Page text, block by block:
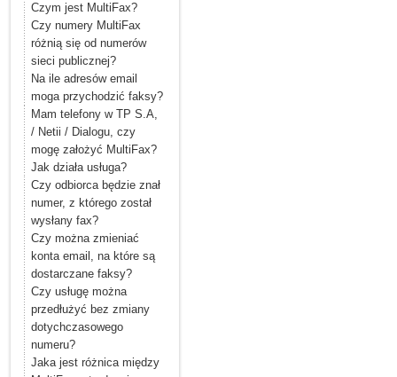
Czym jest MultiFax?
Czy numery MultiFax
różnią się od numerów
sieci publicznej?
Na ile adresów email
moga przychodzić faksy?
Mam telefony w TP S.A,
/ Netii / Dialogu, czy
mogę założyć MultiFax?
Jak działa usługa?
Czy odbiorca będzie znał
numer, z którego został
wysłany fax?
Czy można zmieniać
konta email, na które są
dostarczane faksy?
Czy usługę można
przedłużyć bez zmiany
dotychczasowego
numeru?
Jaka jest różnica między